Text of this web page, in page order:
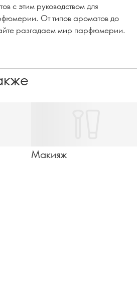
с этим руководством для
От типов ароматов до
разгадаем мир парфюмерии.
Макияж